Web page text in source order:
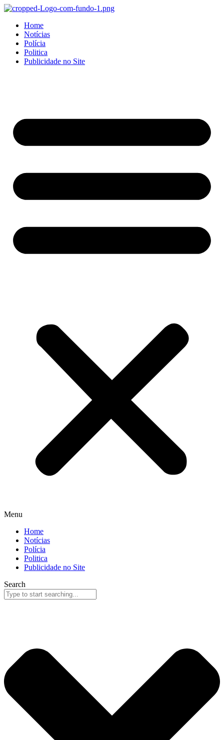
Home
Notícias
Polícia
Politica
Publicidade no Site
Menu
Home
Notícias
Polícia
Politica
Publicidade no Site
Search